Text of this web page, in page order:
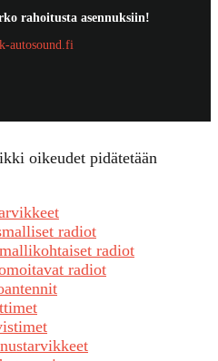
rahoitusta asennuksiin!
autosound.fi
oikeudet pidätetään
radiot
radiot
radiot